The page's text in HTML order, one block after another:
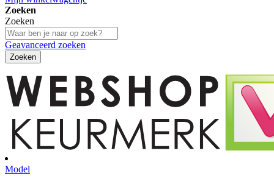
Zoeken
Zoeken
Geavanceerd zoeken
Zoeken
Model